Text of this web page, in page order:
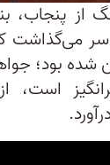
پنجاب،
شده بود؛
است،